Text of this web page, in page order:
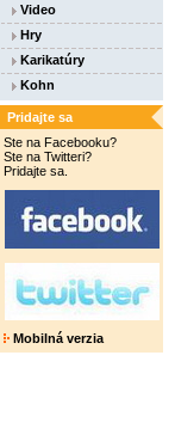
Video
Hry
Karikatúry
Kohn
Pridajte sa
Ste na Facebooku?
Ste na Twitteri?
Pridajte sa.
Mobilná verzia